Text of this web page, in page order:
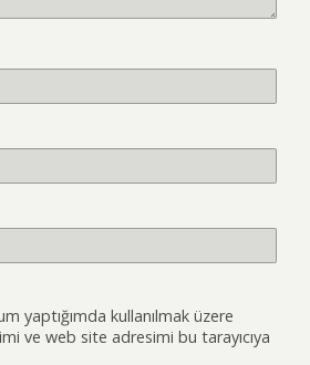
yaptığımda kullanılmak üzere
ve web site adresimi bu tarayıcıya